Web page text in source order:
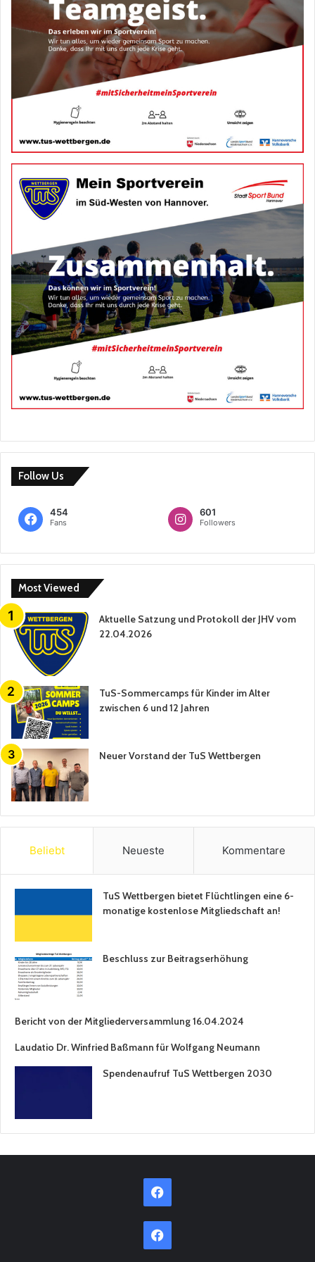
Follow Us
454
Fans
601
Followers
Most Viewed
Aktuelle Satzung und Protokoll der JHV vom
22.04.2026
TuS-Sommercamps für Kinder im Alter
zwischen 6 und 12 Jahren
Neuer Vorstand der TuS Wettbergen
Beliebt Neueste Kommentare
TuS Wettbergen bietet Flüchtlingen eine 6-
monatige kostenlose Mitgliedschaft an!
Beschluss zur Beitragserhöhung
Bericht von der Mitgliederversammlung 16.04.2024
Laudatio Dr. Winfried Baßmann für Wolfgang Neumann
Spendenaufruf TuS Wettbergen 2030
Facebook
Facebook